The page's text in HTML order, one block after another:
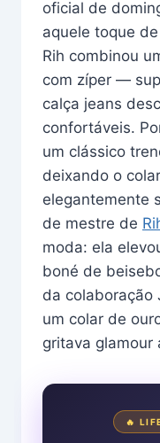
oficial de
aquele toque
Rih combinou
com zíper —
calça jeans
confortáveis.
um clássico
deixando o
elegantemente
de mestre de
moda: ela
boné de
da colaboração
um colar de
gritava glamour
🔥